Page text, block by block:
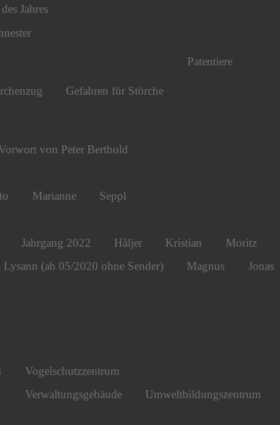
Jahres
Gefahren für Störche
Patentiere
von Peter Berthold
Marianne
Seppl
Jahrgang 2022 Håljer Kristian Moritz
Lysann (ab 05/2020 ohne Sender) Magnus Jonas
Vogelschutzzentrum
Verwaltungsgebäude
Umweltbildungszentrum